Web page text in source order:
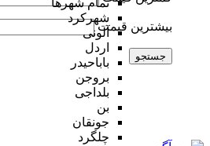
تمام شهر‌ها
شهرکرد
آلونی
اردل
باباحیدر
بروجن
بلداجی
بن
جونقان
چلگرد
بیشترین قیمت
جستجو